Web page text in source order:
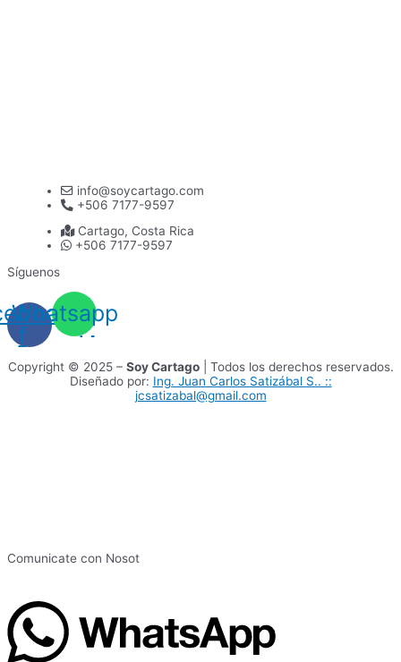
info@soycartago.com
+506 7177-9597
Cartago, Costa Rica
+506 7177-9597
Síguenos
f
Whatsapp
Copyright © 2025 – Soy Cartago| Todos los derechos reservados.
Diseñado por: Ing. Juan Carlos Satizábal S.. ::
jcsatizabal@gmail.com
Comunicate con Nosot